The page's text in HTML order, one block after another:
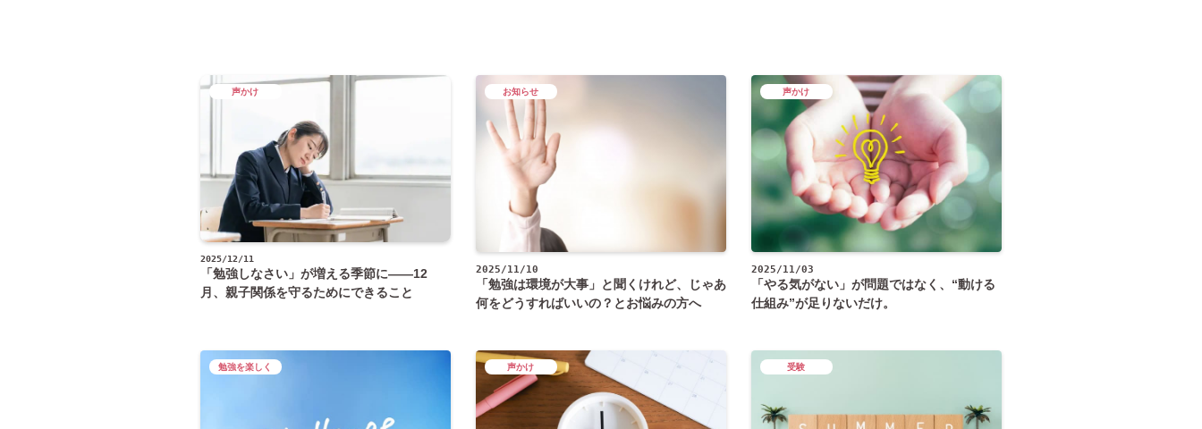
2025/12/11
「勉強しなさい」が増える季節に――12
月、親子関係を守るためにできること
声かけ
2025/11/10
「勉強は環境が大事」と聞くけれど、じゃあ
何をどうすればいいの？とお悩みの方へ
お知らせ
2025/11/03
「やる気がない」が問題ではなく、“動ける
仕組み”が足りないだけ。
声かけ
勉強を楽しく 声かけ 受験